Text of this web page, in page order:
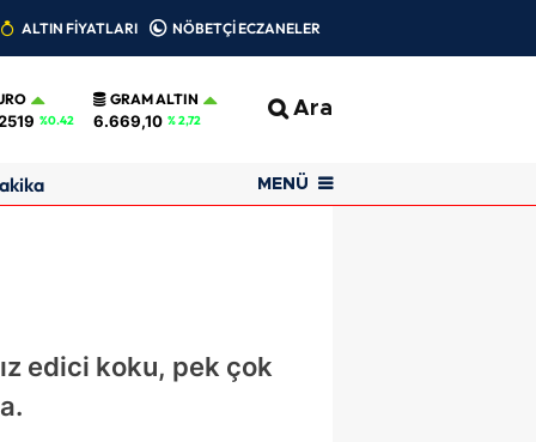
ALTIN FİYATLARI NÖBETÇİ ECZANELER
%0.42
GRAM ALTIN
6.669,10 % 2,72 Ara
MENÜ
edici koku, pek çok